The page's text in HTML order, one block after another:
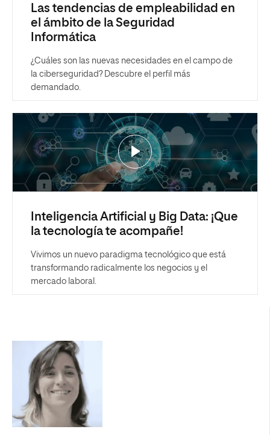
Las tendencias de empleabilidad en
el ámbito de la Seguridad
Informática
¿Cuáles son las nuevas necesidades en el campo de
la ciberseguridad? Descubre el perfil más
demandado.
Inteligencia Artificial y Big Data: ¡Que
la tecnología te acompañe!
Vivimos un nuevo paradigma tecnológico que está
transformando radicalmente los negocios y el
mercado laboral.